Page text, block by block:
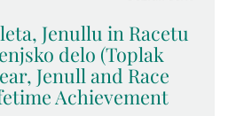
Jenullu in Racetu
delo (Toplak
Jenull and Race
Achievement